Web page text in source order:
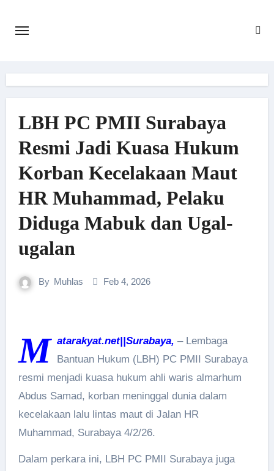
LBH PC PMII Surabaya
Resmi Jadi Kuasa Hukum
Korban Kecelakaan Maut
HR Muhammad, Pelaku
Diduga Mabuk dan Ugal-
ugalan
By Muhlas Feb 4, 2026
M atarakyat.net||Surabaya, – Lembaga
Bantuan Hukum (LBH) PC PMII Surabaya
resmi menjadi kuasa hukum ahli waris almarhum
Abdus Samad, korban meninggal dunia dalam
kecelakaan lalu lintas maut di Jalan HR
Muhammad, Surabaya 4/2/26.
Dalam perkara ini, LBH PC PMII Surabaya juga